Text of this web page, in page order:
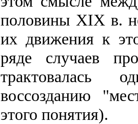
половины XIX в.
их движения к
ряде случаев
трактовалась
воссозданию
этого понятия).